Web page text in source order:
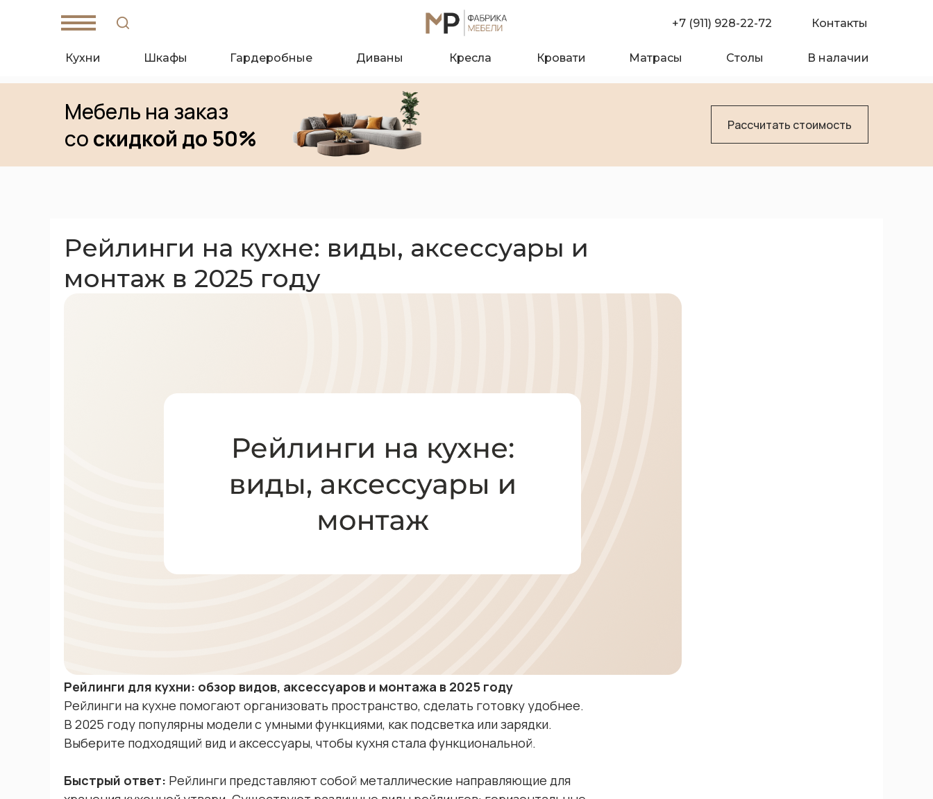
Санкт-Петербург,
Кантемировская ул., д. 4
Кухни Шкафы Гардеробные Диваны
Диваны
Кресла Кровати Матрасы Столы В налачии
Контакты
+7 (911) 928-22-72
Мебель на заказ
соскидкой до 50% Рассчитать стоимость
Рейлинги на кухне: виды, аксессуары и
монтаж в 2025 году
Рейлинги для кухни: обзор видов, аксессуаров и монтажа в 2025 году
Рейлинги на кухне помогают организовать пространство, сделать готовку удобнее.
В 2025 году популярны модели с умными функциями, как подсветка или зарядки.
Выберите подходящий вид и аксессуары, чтобы кухня стала функциональной.
Быстрый ответ: Рейлинги представляют собой металлические направляющие для